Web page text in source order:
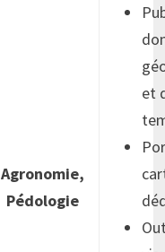
Agronomie,
Pédologie
et